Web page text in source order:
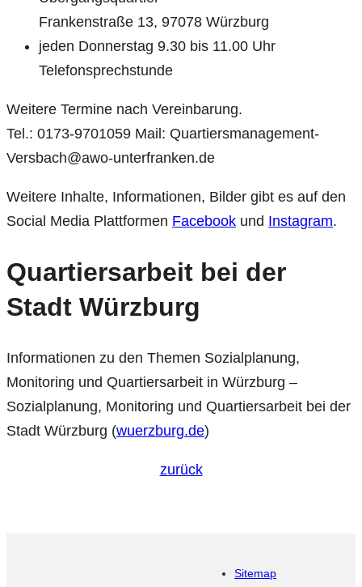
Frankenstraße 13, 97078 Würzburg
jeden Donnerstag 9.30 bis 11.00 Uhr
Telefonsprechstunde
Weitere Termine nach Vereinbarung.
Tel.: 0173-9701059 Mail: Quartiersmanagement-
Versbach@awo-unterfranken.de
Weitere Inhalte, Informationen, Bilder gibt es auf den
Social Media Plattformen Facebook und Instagram.
Quartiersarbeit bei der
Stadt Würzburg
Informationen zu den Themen Sozialplanung,
Monitoring und Quartiersarbeit in Würzburg –
Sozialplanung, Monitoring und Quartiersarbeit bei der
Stadt Würzburg (wuerzburg.de)
zurück
Sitemap